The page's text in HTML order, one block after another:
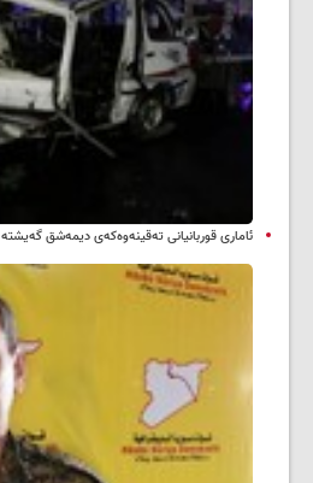
ئاماری قوربانیانی تەقینەوەکەی دیمەشق گەیشتە ۱۵ کەس